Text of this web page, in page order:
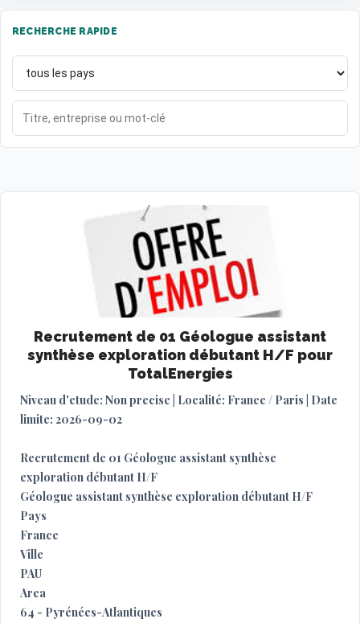
RECHERCHE RAPIDE
Recrutement de 01 Géologue assistant
synthèse exploration débutant H/F pour
TotalEnergies
Niveau d'etude: Non precise | Localité: France / Paris | Date
limite: 2026-09-02
Recrutement de 01 Géologue assistant synthèse
exploration débutant H/F
Géologue assistant synthèse exploration débutant H/F
Pays
France
Ville
PAU
Area
64 - Pyrénées-Atlantiques